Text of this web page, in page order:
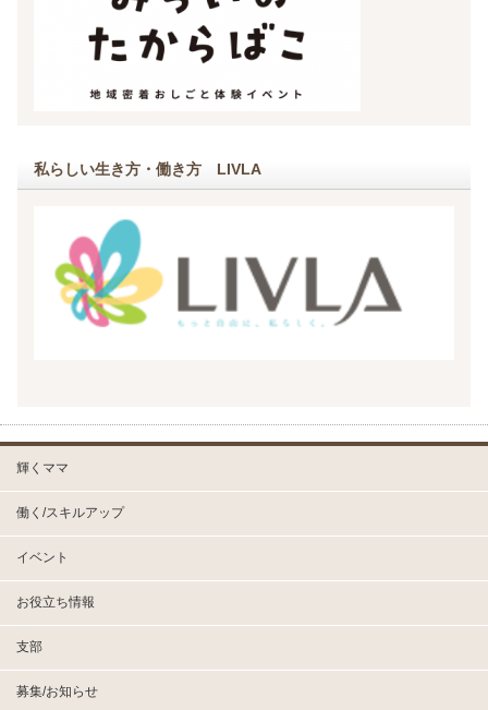
私らしい生き方・働き方 LIVLA
輝くママ
働く/スキルアップ
イベント
お役立ち情報
支部
募集/お知らせ